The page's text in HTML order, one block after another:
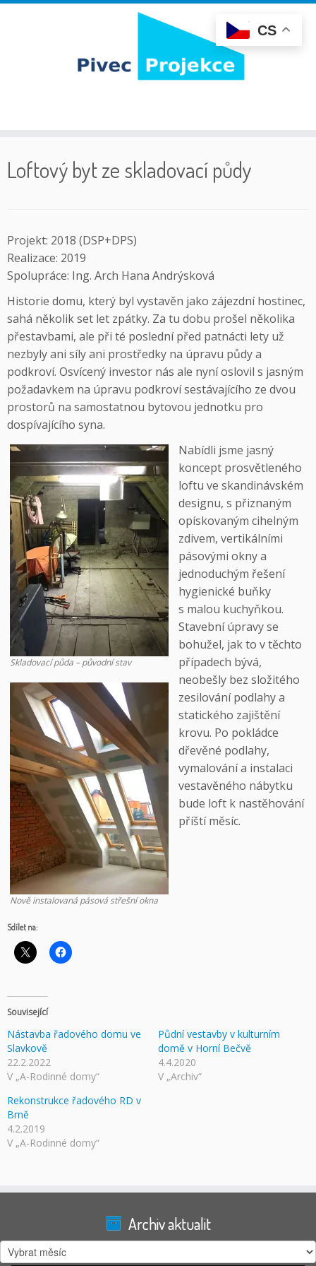
to
content
Loftový byt ze skladovací půdy
Projekt: 2018 (DSP+DPS)
Realizace: 2019
Spolupráce: Ing. Arch Hana Andrýsková
Historie domu, který byl vystavěn jako zájezdní hostinec,
sahá několik set let zpátky. Za tu dobu prošel několika
přestavbami, ale při té poslední před patnácti lety už
nezbyly ani síly ani prostředky na úpravu půdy a
podkroví. Osvícený investor nás ale nyní oslovil s jasným
požadavkem na úpravu podkroví sestávajícího ze dvou
prostorů na samostatnou bytovou jednotku pro
dospívajícího syna.
Skladovací půda – původní stav
Nově instalovaná pásová střešní okna
Nabídli jsme jasný
koncept prosvětleného
loftu ve skandinávském
designu, s přiznaným
opískovaným cihelným
zdivem, vertikálními
pásovými okny a
jednoduchým řešení
hygienické buňky
s malou kuchyňkou.
Stavební úpravy se
bohužel, jak to v těchto
případech bývá,
neobešly bez složitého
zesilování podlahy a
statického zajištění
krovu. Po pokládce
dřevěné podlahy,
vymalování a instalaci
vestavěného nábytku
bude loft k nastěhování
příští měsíc.
Sdílet na:
Související
Nástavba řadového domu ve
Slavkově
22.2.2022
V „A-Rodinné domy“
Půdní vestavby v kulturním
domě v Horní Bečvě
4.4.2020
V „Archiv“
Rekonstrukce řadového RD v
Brně
4.2.2019
V „A-Rodinné domy“
Archiv aktualit
Archiv
aktualit
CS